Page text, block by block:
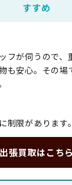
すすめ
フが伺うので、
も安心。その場
制限があります。
出張買取はこちら